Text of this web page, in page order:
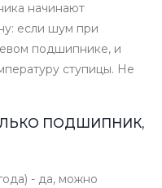
начинают
если шум при
подшипнике, и
ступицы. Не
ПОДШИПНИК,
- да, можно